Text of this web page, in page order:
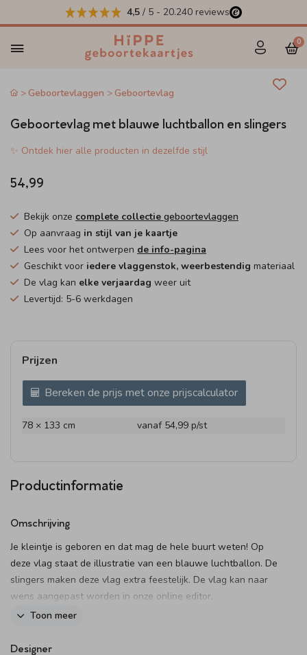
4,5 / 5 - 20.240 reviews
0
Geboortevlaggen Geboortevlag
Geboortevlag met blauwe luchtballon en slingers
✨ Ontdek hier alle producten in dezelfde stijl
54,99
Bekijk onze complete collectie geboortevlaggen
Op aanvraag in stijl van je kaartje
Lees voor het ontwerpen de info-pagina
Geschikt voor iedere vlaggenstok, weerbestendig materiaal
De vlag kan elke verjaardag weer uit
Levertijd: 5-6 werkdagen
Prijzen
Bereken de prijs met onze prijscalculator
78 × 133 cm vanaf 54,99 p/st
Productinformatie
Omschrijving
Je kleintje is geboren en dat mag de hele buurt weten! Op
deze vlag staat de illustratie van een blauwe luchtballon. De
slingers maken deze vlag extra feestelijk. De vlag kan naar
wens aangepast worden in onze online editor.
Let op! Wil je deze vlag personaliseren? Vergeet dan niet om
Dit product maakt onderdeel uit van
Toon meer
Designer